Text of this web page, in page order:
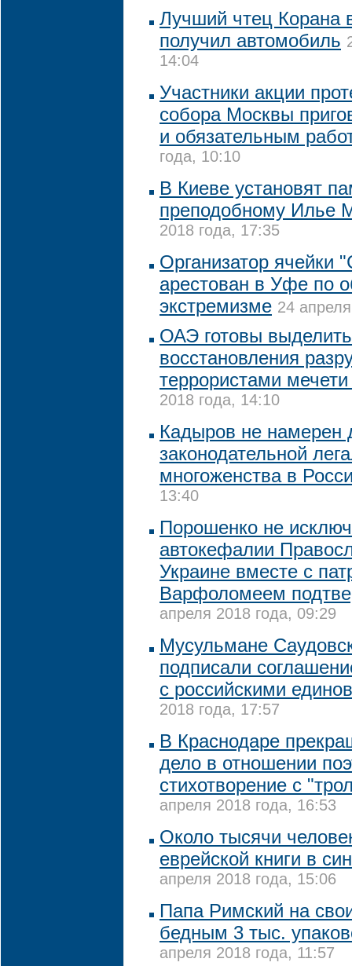
Лучший чтец Корана
получил автомобиль
14:04
Участники акции
собора Москвы
и обязательным
года, 10:10
В Киеве установят
преподобному Илье
2018 года, 17:35
Организатор ячейки
арестован в Уфе по
экстремизме 24
ОАЭ готовы
восстановления
террористами
2018 года, 14:10
Кадыров не намерен
законодательной
многоженства в
13:40
Порошенко не
автокефалии
Украине вместе с
Варфоломеем
апреля 2018 года, 09:29
Мусульмане
подписали
с российскими
2018 года, 17:57
В Краснодаре
дело в отношении
стихотворение с
апреля 2018 года, 16:53
Около тысячи
еврейской книги в
апреля 2018 года, 15:06
Папа Римский на
бедным 3 тыс.
апреля 2018 года, 11:57